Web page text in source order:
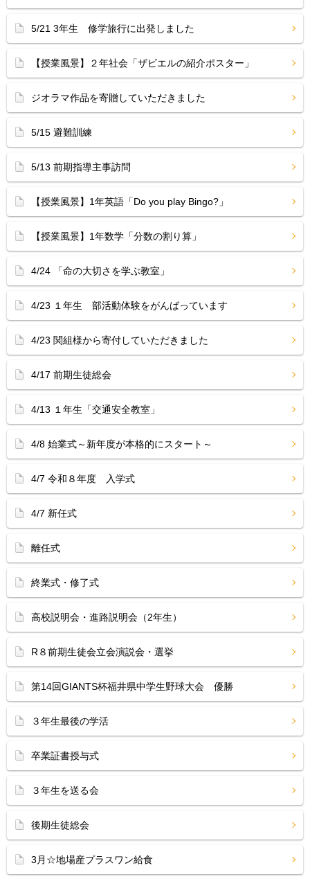
5/21 3年生 修学旅行に出発しました
【授業風景】２年社会「ザビエルの紹介ポスター」
ジオラマ作品を寄贈していただきました
5/15 避難訓練
5/13 前期指導主事訪問
【授業風景】1年英語「Do you play Bingo?」
【授業風景】1年数学「分数の割り算」
4/24 「命の大切さを学ぶ教室」
4/23 １年生 部活動体験をがんばっています
4/23 関組様から寄付していただきました
4/17 前期生徒総会
4/13 １年生「交通安全教室」
4/8 始業式～新年度が本格的にスタート～
4/7 令和８年度 入学式
4/7 新任式
離任式
終業式・修了式
高校説明会・進路説明会（2年生）
R８前期生徒会立会演説会・選挙
第14回GIANTS杯福井県中学生野球大会 優勝
３年生最後の学活
卒業証書授与式
３年生を送る会
後期生徒総会
3月☆地場産プラスワン給食